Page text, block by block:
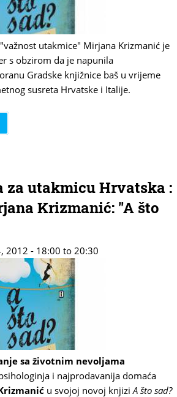
utakmice" Mirjana Krizmanić je
s obzirom da je napunila
Gradske knjižnice baš u vrijeme
susreta Hrvatske i Italije.
utakmicu Hrvatska :
Krizmanić: "A što
2012 - 18:00 to 20:30
sa životnim nevoljama
i najprodavanija domaća
u svojoj novoj knjiziA što sad?